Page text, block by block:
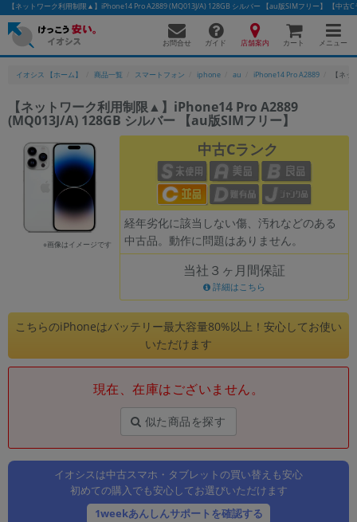
【ネットワーク利用制限▲】iPhone14 Pro A2889 (MQ013J/A) 128GB シルバー 【au版SIMフリー】 【中
お問合せ ガイド 店舗案内 カート メニュー
イオシス 【ホーム】 商品一覧 スマートフォン iphone au iPhone14 Pro A2889 【ネ
【ネットワーク利用制限▲】iPhone14 Pro A2889
(MQ013J/A) 128GB シルバー 【au版SIMフリー】
※画像はイメージです
中古Cランク
経年劣化に該当しない傷、汚れなどのある
中古品。動作に問題はありません。
当社３ヶ月間保証
詳細はこちら
こちらのiPhoneはバッテリー最大容量80%以上！安心してお使い
いただけます
現在、在庫はございません。
似た商品を探す
イオシスは中古スマホ・タブレットの買い替えも安心
初めての購入でも安心してお選びいただけます
1weekあんしんサポートを確認する
かんたんパソコン検索に切り替える
フリーワード
除外ワード
人気の検索ワード： Let's note EliteBookMacBook
「スマートフォン」「タブレット」など
シリーズ
商品シリーズ名・ブランド名の絞り込み。
「iPhone」「Xperia」「Galaxy」など
「Apple」「SONY」「SHARP」など
機能・特徴
商品の搭載機能による絞り込み
「5G対応」「防水」「ワンセグ」など